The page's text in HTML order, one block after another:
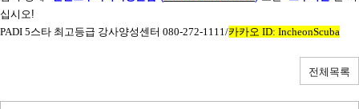
십시오!
PADI 5스타 최고등급 강사양성센터 080-272-1111/카카오 ID: IncheonScuba
전체목록